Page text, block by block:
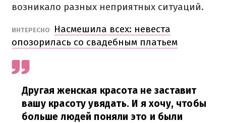
возникало разных неприятных ситуаций.
ИНТЕРЕСНО
Насмешила всех: невеста
опозорилась со свадебным платьем
Другая женская красота не заставит
вашу красоту увядать. И я хочу, чтобы
больше людей поняли это и были